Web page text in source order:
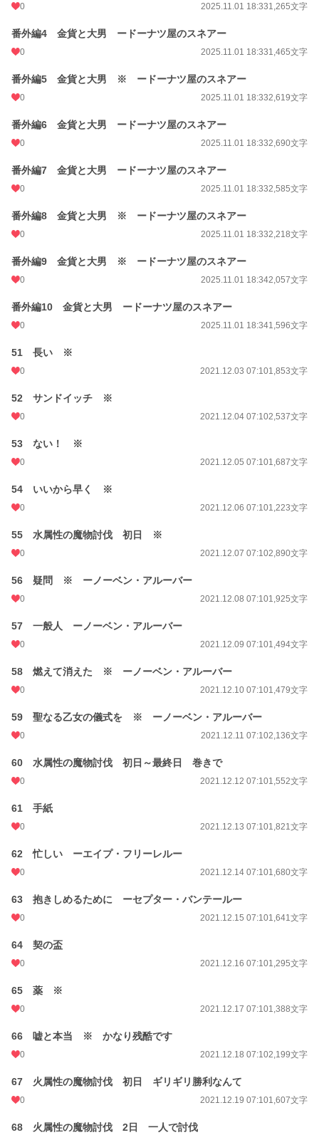
0 2025.11.01 18:331,265文字
番外編4 金貨と大男 ードーナツ屋のスネアー
0 2025.11.01 18:331,465文字
番外編5 金貨と大男 ※ ードーナツ屋のスネアー
0 2025.11.01 18:332,619文字
番外編6 金貨と大男 ードーナツ屋のスネアー
0 2025.11.01 18:332,690文字
番外編7 金貨と大男 ードーナツ屋のスネアー
0 2025.11.01 18:332,585文字
番外編8 金貨と大男 ※ ードーナツ屋のスネアー
0 2025.11.01 18:332,218文字
番外編9 金貨と大男 ※ ードーナツ屋のスネアー
0 2025.11.01 18:342,057文字
番外編10 金貨と大男 ードーナツ屋のスネアー
0 2025.11.01 18:341,596文字
51 長い ※
0 2021.12.03 07:101,853文字
52 サンドイッチ ※
0 2021.12.04 07:102,537文字
53 ない！ ※
0 2021.12.05 07:101,687文字
54 いいから早く ※
0 2021.12.06 07:101,223文字
55 水属性の魔物討伐 初日 ※
0 2021.12.07 07:102,890文字
56 疑問 ※ ーノーベン・アルーバー
0 2021.12.08 07:101,925文字
57 一般人 ーノーベン・アルーバー
0 2021.12.09 07:101,494文字
58 燃えて消えた ※ ーノーベン・アルーバー
0 2021.12.10 07:101,479文字
59 聖なる乙女の儀式を ※ ーノーベン・アルーバー
0 2021.12.11 07:102,136文字
60 水属性の魔物討伐 初日～最終日 巻きで
0 2021.12.12 07:101,552文字
61 手紙
0 2021.12.13 07:101,821文字
62 忙しい ーエイプ・フリーレルー
0 2021.12.14 07:101,680文字
63 抱きしめるために ーセプター・バンテールー
0 2021.12.15 07:101,641文字
64 契の盃
0 2021.12.16 07:101,295文字
65 薬 ※
0 2021.12.17 07:101,388文字
66 嘘と本当 ※ かなり残酷です
0 2021.12.18 07:102,199文字
67 火属性の魔物討伐 初日 ギリギリ勝利なんて
0 2021.12.19 07:101,607文字
68 火属性の魔物討伐 2日 一人で討伐